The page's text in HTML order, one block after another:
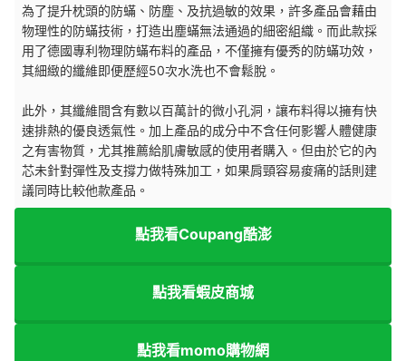
為了提升枕頭的防蟎、防塵、及抗過敏的效果，許多產品會藉由
物理性的防蟎技術，打造出塵蟎無法通過的細密組織。而此款採
用了德國專利物理防蟎布料的產品，不僅擁有優秀的防蟎功效，
其細緻的纖維即便歷經50次水洗也不會鬆脫。
此外，其纖維間含有數以百萬計的微小孔洞，讓布料得以擁有快
速排熱的優良透氣性。加上產品的成分中不含任何影響人體健康
之有害物質，尤其推薦給肌膚敏感的使用者購入。但由於它的內
芯未針對彈性及支撐力做特殊加工，如果肩頸容易痠痛的話則建
議同時比較他款產品。
點我看Coupang酷澎
點我看蝦皮商城
點我看momo購物網